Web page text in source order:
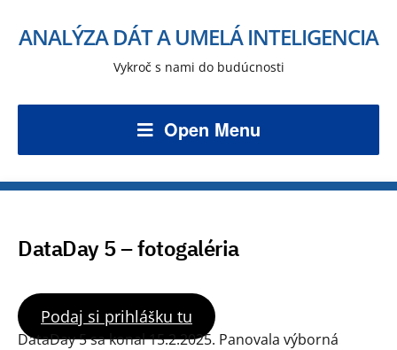
ANALÝZA DÁT A UMELÁ INTELIGENCIA
Vykroč s nami do budúcnosti
Open Menu
DataDay 5 – fotogaléria
Podaj si prihlášku tu
DataDay 5 sa konal 15.2.2025. Panovala výborná